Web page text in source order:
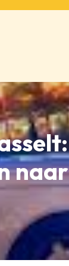
naar